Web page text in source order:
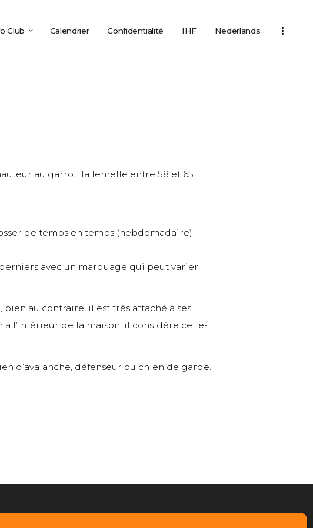
Club Calendrier Confidentialité IHF Nederlands
au garrot, la femelle entre 58 et 65
de temps en temps (hebdomadaire)
derniers avec un marquage qui peut varier
bien au contraire, il est très attaché à ses
l’intérieur de la maison, il considère celle-
d’avalanche, défenseur ou chien de garde.